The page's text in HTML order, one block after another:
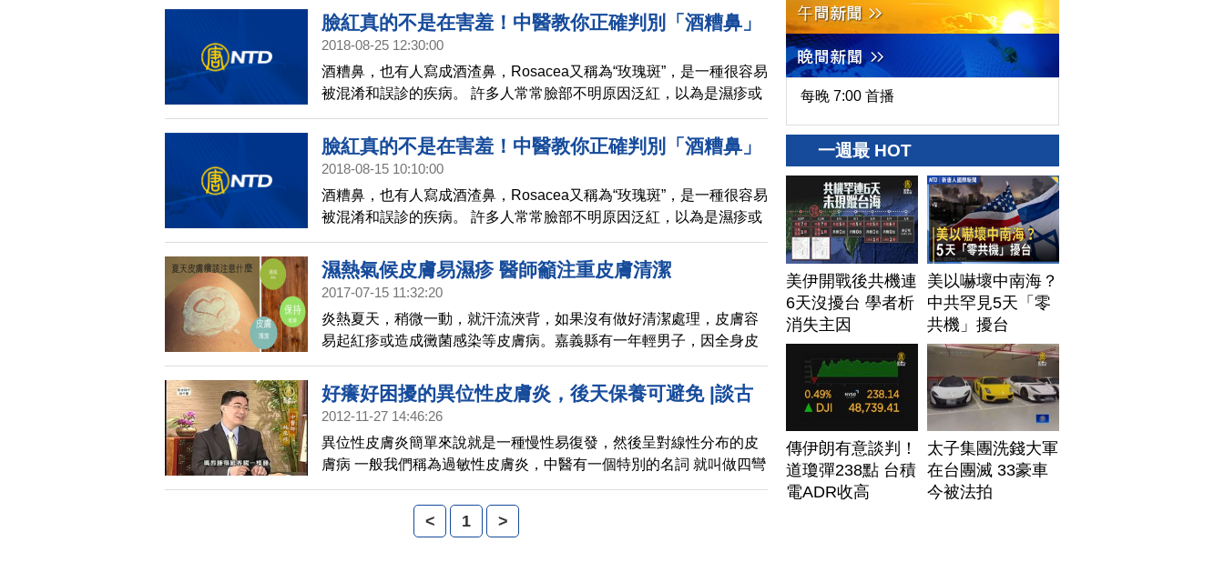
臉紅真的不是在害羞！中醫教你正確判別「酒糟鼻」
別再傻傻分不清 | 談古論今話中醫(419)
2018-08-25 12:30:00
酒糟鼻，也有人寫成酒渣鼻，Rosacea又稱為“玫瑰斑”，是一種很容易
被混淆和誤診的疾病。 許多人常常臉部不明原因泛紅，以為是濕疹或
過敏，而用了類固醇，反而使臉愈來愈紅，病情更加嚴重，酒糟鼻是
一種甚麼樣的疾病呢？是因喝酒而引起的嗎？如何治療？ 這一集邀請
到鄧正梁中醫師來探討這個問題。
臉紅真的不是在害羞！中醫教你正確判別「酒糟鼻」
別再傻傻分不清 | 談古論今話中醫(419)預告
2018-08-15 10:10:00
酒糟鼻，也有人寫成酒渣鼻，Rosacea又稱為“玫瑰斑”，是一種很容易
被混淆和誤診的疾病。 許多人常常臉部不明原因泛紅，以為是濕疹或
過敏，而用了類固醇，反而使臉愈來愈紅，病情更加嚴重，酒糟鼻是
一種甚麼樣的疾病呢？是因喝酒而引起的嗎？如何治療？ 這一集邀請
到鄧正梁中醫師來探討這個問題。
濕熱氣候皮膚易濕疹 醫師籲注重皮膚清潔
2017-07-15 11:32:20
炎熱夏天，稍微一動，就汗流浹背，如果沒有做好清潔處理，皮膚容
易起紅疹或造成黴菌感染等皮膚病。嘉義縣有一年輕男子，因全身皮
膚突然大量發疹起癢，自行購藥塗抹無效；到醫院皮膚科就診時，檢
查發現是黴菌性毛囊炎，經藥物治療，症狀已改善。
好癢好困擾的異位性皮膚炎，後天保養可避免 |談古
論今話中醫(148)
2012-11-27 14:46:26
異位性皮膚炎簡單來說就是一種慢性易復發，然後呈對線性分布的皮
膚病 一般我們稱為過敏性皮膚炎，中醫有一個特別的名詞 就叫做四彎
風。
< 1 >
每晚 7:00 首播
一週最 HOT
美伊開戰後共機連
6天沒擾台 學者析
消失主因
美以嚇壞中南海？
中共罕見5天「零
共機」擾台
傳伊朗有意談判！
道瓊彈238點 台積
電ADR收高
太子集團洗錢大軍
在台團滅 33豪車
今被法拍